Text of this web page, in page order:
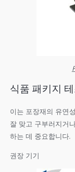
식품 패키지
이는 포장재의 유연
잘 맞고 구부러지거
하는 데 중요합니다.
권장 기기